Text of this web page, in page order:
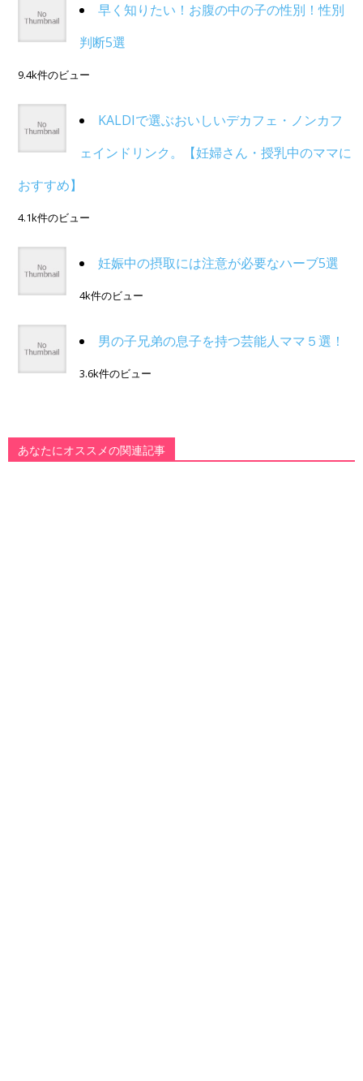
早く知りたい！お腹の中の子の性別！性別
判断5選
9.4k件のビュー
KALDIで選ぶおいしいデカフェ・ノンカフ
ェインドリンク。【妊婦さん・授乳中のママに
おすすめ】
4.1k件のビュー
妊娠中の摂取には注意が必要なハーブ5選
4k件のビュー
男の子兄弟の息子を持つ芸能人ママ５選！
3.6k件のビュー
あなたにオススメの関連記事